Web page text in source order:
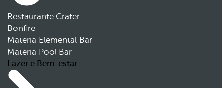
Restaurante Crater
Bonfire
Materia Elemental Bar
Materia Pool Bar
Lazer e Bem-estar